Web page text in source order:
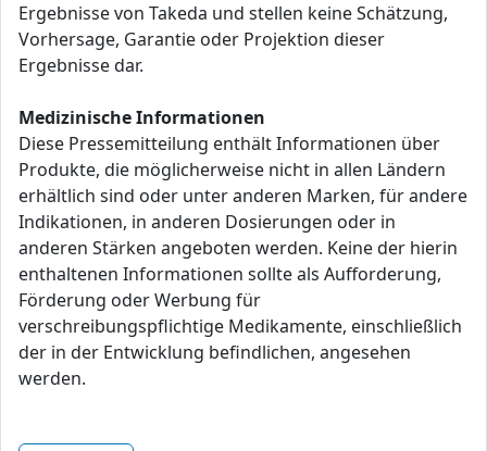
Ergebnisse von Takeda und stellen keine Schätzung,
Vorhersage, Garantie oder Projektion dieser
Ergebnisse dar.
Medizinische Informationen
Diese Pressemitteilung enthält Informationen über
Produkte, die möglicherweise nicht in allen Ländern
erhältlich sind oder unter anderen Marken, für andere
Indikationen, in anderen Dosierungen oder in
anderen Stärken angeboten werden. Keine der hierin
enthaltenen Informationen sollte als Aufforderung,
Förderung oder Werbung für
verschreibungspflichtige Medikamente, einschließlich
der in der Entwicklung befindlichen, angesehen
werden.